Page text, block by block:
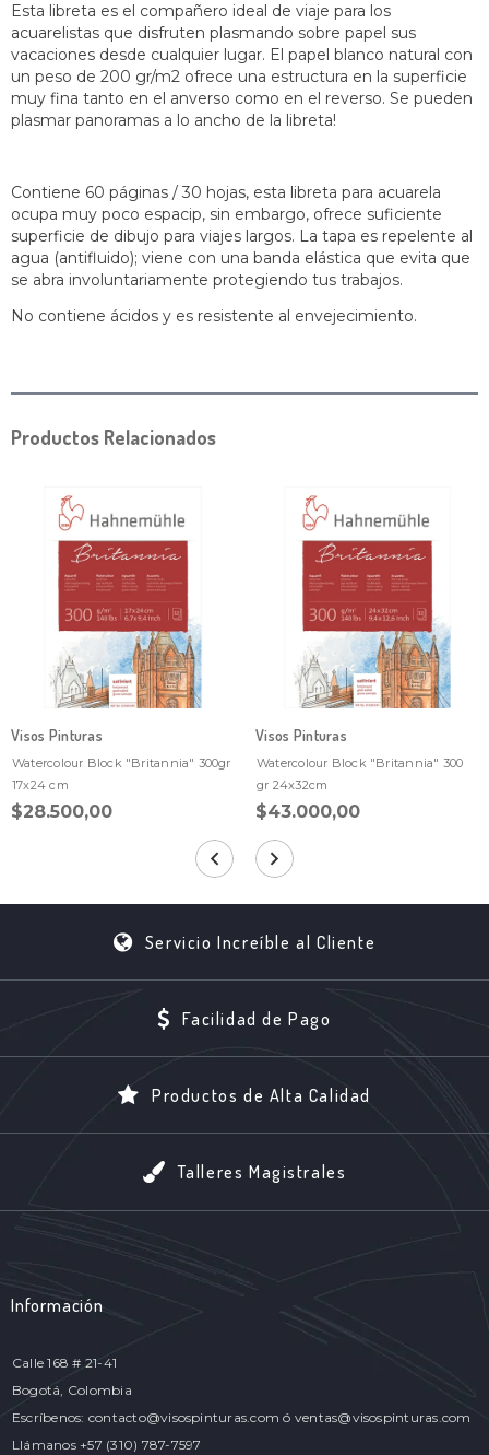
Esta libreta es el compañero ideal de viaje para los
acuarelistas que disfruten plasmando sobre papel sus
vacaciones desde cualquier lugar. El papel blanco natural con
un peso de 200 gr/m2 ofrece una estructura en la superficie
muy fina tanto en el anverso como en el reverso. Se pueden
plasmar panoramas a lo ancho de la libreta!
Contiene 60 páginas / 30 hojas, esta libreta para acuarela
ocupa muy poco espacip, sin embargo, ofrece suficiente
superficie de dibujo para viajes largos. La tapa es repelente al
agua (antifluido); viene con una banda elástica que evita que
se abra involuntariamente protegiendo tus trabajos.
No contiene ácidos y es resistente al envejecimiento.
Productos Relacionados
Visos Pinturas
Watercolour Block "Britannia" 300gr
17x24 cm
$28.500,00
Visos Pinturas
Watercolour Block "Britannia" 300
gr 24x32cm
$43.000,00
Servicio Increíble al Cliente
Facilidad de Pago
Productos de Alta Calidad
Talleres Magistrales
Información
Calle 168 # 21-41
Bogotá, Colombia
Escríbenos: contacto@visospinturas.com ó ventas@visospinturas.com
Llámanos +57 (310) 787-7597